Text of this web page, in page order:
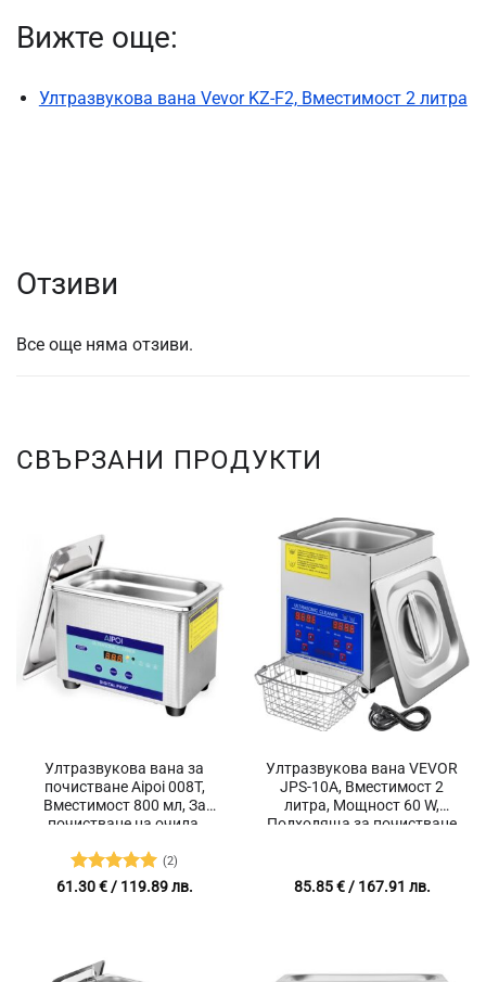
Вижте още:
Ултразвукова вана Vevor KZ-F2, Вместимост 2 литра
Отзиви
Все още няма отзиви.
СВЪРЗАНИ ПРОДУКТИ
Ултразвукова вана за
почистване Aipoi 008T,
Вместимост 800 мл, За
почистване на очила,
Оценено с
(2)
61.30€/ 119.89 лв.
Ултразвукова вана VEVOR
JPS-10A, Вместимост 2
литра, Мощност 60 W,
Подходяща за почистване
85.85€/ 167.91 лв.